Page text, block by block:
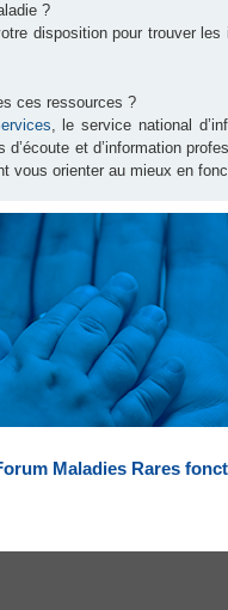
?
disposition pour trouver les
ces ressources ?
, le service national
d’écoute et d’information
vous orienter au mieux en
Maladies Rares